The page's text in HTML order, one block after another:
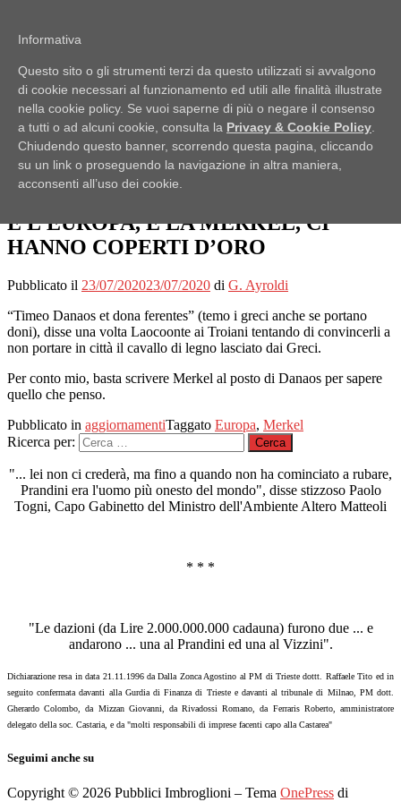
Pubblici Imbroglioni
Obiettivo: RUBARE
Menu
Home
Lo Scaffale
Notizie
Ufficio Stampa
E L’EUROPA, E LA MERKEL, CI
HANNO COPERTI D’ORO
Pubblicato il 23/07/202023/07/2020 di G. Ayroldi
“Timeo Danaos et dona ferentes” (temo i greci anche se portano
doni), disse una volta Laocoonte ai Troiani tentando di convincerli a
non portare in città il cavallo di legno lasciato dai Greci.
Per conto mio, basta scrivere Merkel al posto di Danaos per sapere
quello che penso.
Pubblicato in aggiornamentiTaggato Europa, Merkel
Ricerca per:
"... lei non ci crederà, ma fino a quando non ha cominciato a rubare,
Prandini era l'uomo più onesto del mondo", disse stizzoso Paolo
Togni, Capo Gabinetto del Ministro dell'Ambiente Altero Matteoli
* * *
"Le dazioni (da Lire 2.000.000.000 cadauna) furono due ... e
andarono ... una al Prandini ed una al Vizzini".
Dichiarazione resa in data 21.11.1996 da Dalla Zonca Agostino al PM di Trieste dottt. Raffaele Tito ed in
seguito confermata davanti alla Gurdia di Finanza di Trieste e davanti al tribunale di Milnao, PM dott.
Gherardo Colombo, da Mizzan Giovanni, da Rivadossi Romano, da Ferraris Roberto, amministratore
delegato della soc. Castaria, e da "molti responsabili di imprese facenti capo alla Castarea"
Seguimi anche su
Copyright © 2026 Pubblici Imbroglioni – Tema OnePress di
Informativa
Questo sito o gli strumenti terzi da questo utilizzati si avvalgono
di cookie necessari al funzionamento ed utili alle finalità illustrate
nella cookie policy. Se vuoi saperne di più o negare il consenso
a tutti o ad alcuni cookie, consulta la Privacy & Cookie Policy
Chiudendo questo banner, scorrendo questa pagina, cliccando
su un link o proseguendo la navigazione in altra maniera,
acconsenti all’uso dei cookie.